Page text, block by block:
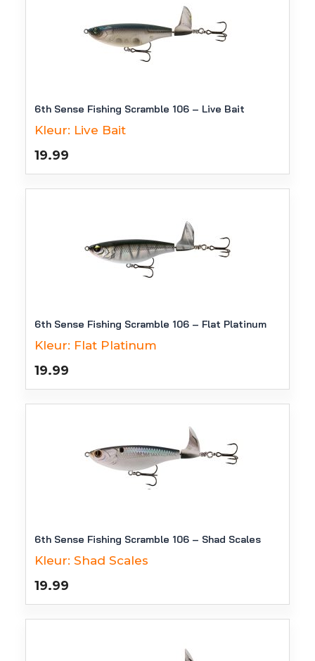
6th Sense Fishing Scramble 106 – Live Bait
Kleur: Live Bait
19.99
6th Sense Fishing Scramble 106 – Flat Platinum
Kleur: Flat Platinum
19.99
6th Sense Fishing Scramble 106 – Shad Scales
Kleur: Shad Scales
19.99